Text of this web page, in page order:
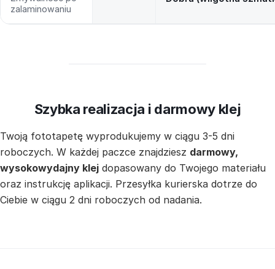
zalaminowaniu
Szybka realizacja i darmowy klej
Twoją fototapetę wyprodukujemy w ciągu 3-5 dni
roboczych. W każdej paczce znajdziesz darmowy,
wysokowydajny klej dopasowany do Twojego materiału
oraz instrukcję aplikacji. Przesyłka kurierska dotrze do
Ciebie w ciągu 2 dni roboczych od nadania.